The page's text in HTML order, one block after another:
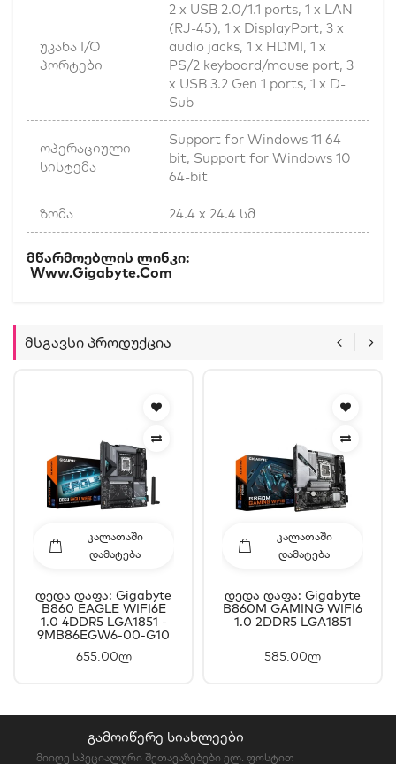
უკანა I/O
პორტები
2 x USB 2.0/1.1 ports, 1 x LAN
(RJ-45), 1 x DisplayPort, 3 x
audio jacks, 1 x HDMI, 1 x
PS/2 keyboard/mouse port, 3
x USB 3.2 Gen 1 ports, 1 x D-
Sub
ოპერაციული
სისტემა
Support for Windows 11 64-
bit, Support for Windows 10
64-bit
ზომა 24.4 x 24.4 სმ
Მწარმოებლის Ლინკი:
Www.gigabyte.com
Მსგავსი Პროდუქცია
ᲙᲐᲚᲐᲗᲐᲨᲘ
ᲓᲐᲛᲐᲢᲔᲑᲐ
Დედა Დაფა: Gigabyte
B860 EAGLE WIFI6E
1.0 4DDR5 LGA1851 -
9MB86EGW6-00-G10
655.00ლ
ᲙᲐᲚᲐᲗᲐᲨᲘ
ᲓᲐᲛᲐᲢᲔᲑᲐ
Დედა Დაფა: Gigabyte
B860M GAMING WIFI6
1.0 2DDR5 LGA1851
585.00ლ
ᲒᲐᲛᲝᲘᲬᲔᲠᲔ ᲡᲘᲐᲮᲚᲔᲔᲑᲘ
მიიღე სპეციალური შეთავაზებები ელ. ფოსტით